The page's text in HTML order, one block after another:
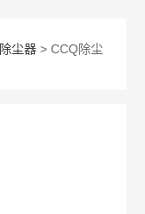
除尘器 > CCQ除尘